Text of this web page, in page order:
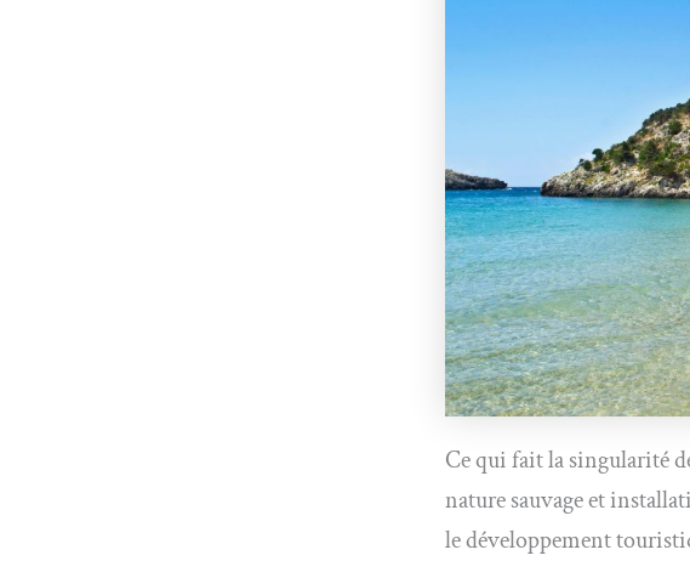
Ce qui fait la singularité
nature sauvage et
le développement